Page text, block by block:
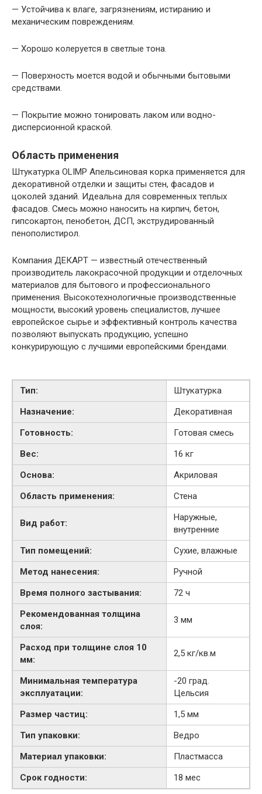
— Устойчива к влаге, загрязнениям, истиранию и
механическим повреждениям.
— Хорошо колеруется в светлые тона.
— Поверхность моется водой и обычными бытовыми
средствами.
— Покрытие можно тонировать лаком или водно-
дисперсионной краской.
Область применения
Штукатурка OLIMP Апельсиновая корка применяется для
декоративной отделки и защиты стен, фасадов и
цоколей зданий. Идеальна для современных теплых
фасадов. Смесь можно наносить на кирпич, бетон,
гипсокартон, пенобетон, ДСП, экструдированный
пенополистирол.
Компания ДЕКАРТ — известный отечественный
производитель лакокрасочной продукции и отделочных
материалов для бытового и профессионального
применения. Высокотехнологичные производственные
мощности, высокий уровень специалистов, лучшее
европейское сырье и эффективный контроль качества
позволяют выпускать продукцию, успешно
конкурирующую с лучшими европейскими брендами.
Тип:
Штукатурка
Назначение:
Декоративная
Готовность:
Готовая смесь
Вес:
16 кг
Основа:
Акриловая
Область применения:
Стена
Вид работ:
Наружные,
внутренние
Тип помещений:
Сухие, влажные
Метод нанесения:
Ручной
Время полного застывания:
72 ч
Рекомендованная толщина
слоя:
3 мм
Расход при толщине слоя 10
мм:
2,5 кг/кв.м
Минимальная температура
эксплуатации:
-20 град.
Цельсия
Размер частиц:
1,5 мм
Тип упаковки:
Ведро
Материал упаковки:
Пластмасса
Срок годности:
18 мес